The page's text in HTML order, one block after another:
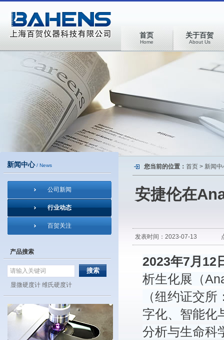
首页
Home
关于百贺
About Us
新闻中心/ News
公司新闻
行业动态
百贺关注
产品搜索
显微硬度计 维氏硬度计
您当前的位置： 首页 > 新闻中
安捷伦在
发表时间：2023-07-13 点
2023年7月 12
析生化展（
（纽约证交
字化、智能化
分析与生命科